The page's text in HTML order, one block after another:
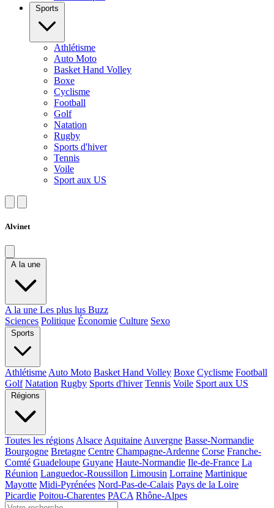
Sports
Athlétisme
Auto Moto
Basket Hand Volley
Boxe
Cyclisme
Football
Golf
Natation
Rugby
Sports d'hiver
Tennis
Voile
Sport aux US
Alvinet
A la une
A la une Les plus lus Buzz
Sciences Politique Économie Culture Sexo
Sports
Athlétisme Auto Moto Basket Hand Volley Boxe Cyclisme Football
Golf Natation Rugby Sports d'hiver Tennis Voile Sport aux US
Régions
Toutes les régions Alsace Aquitaine Auvergne Basse-Normandie
Bourgogne Bretagne Centre Champagne-Ardenne Corse Franche-
Comté Guadeloupe Guyane Haute-Normandie Ile-de-France La
Réunion Languedoc-Roussillon Limousin Lorraine Martinique
Mayotte Midi-Pyrénées Nord-Pas-de-Calais Pays de la Loire
Picardie Poitou-Charentes PACA Rhône-Alpes